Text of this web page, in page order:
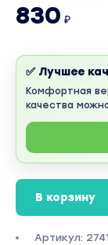
830 ₽
✅ Лучшее
Комфортная
качества
В корзину
Артикул: 2741